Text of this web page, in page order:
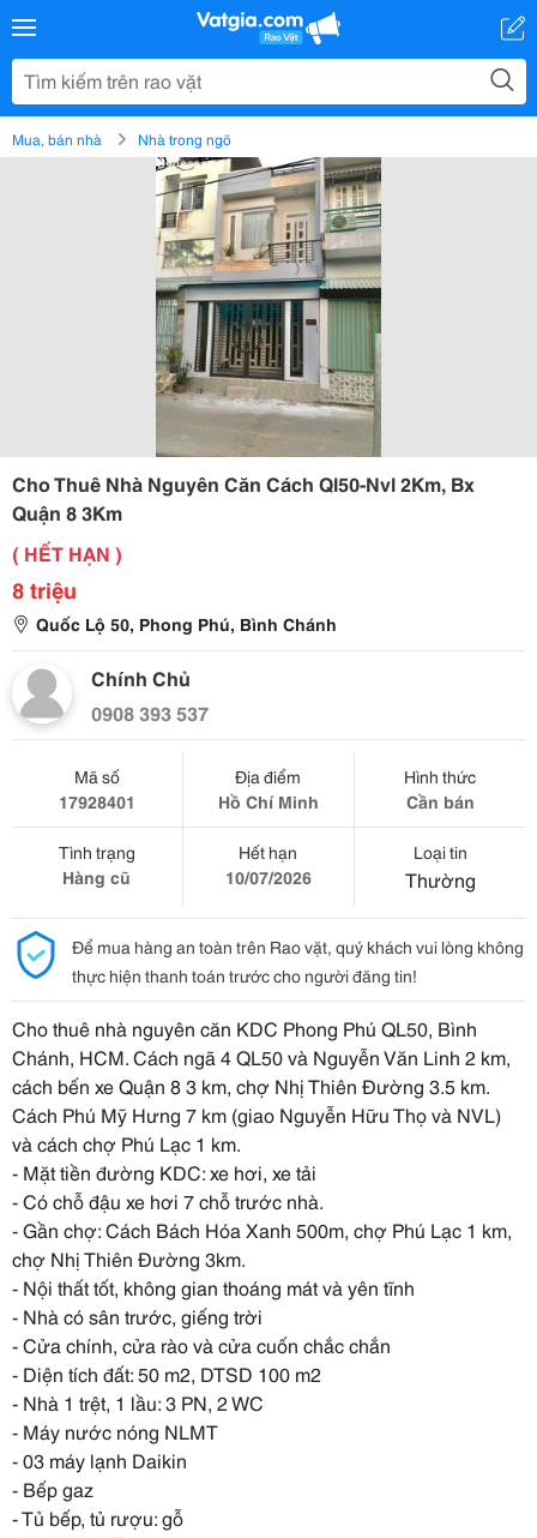
Mua, bán nhà Nhà trong ngõ
Cho Thuê Nhà Nguyên Căn Cách Ql50-Nvl 2Km, Bx
Quận 8 3Km
( HẾT HẠN )
8 triệu
Quốc Lộ 50, Phong Phú, Bình Chánh
Chính Chủ
0908 393 537
Mã số
17928401
Địa điểm
Hồ Chí Minh
Hình thức
Cần bán
Tình trạng
Hàng cũ
Hết hạn
10/07/2026
Loại tin
Thường
Để mua hàng an toàn trên Rao vặt, quý khách vui lòng không
thực hiện thanh toán trước cho người đăng tin!
Cho thuê nhà nguyên căn KDC Phong Phú QL50, Bình
Chánh, HCM. Cách ngã 4 QL50 và Nguyễn Văn Linh 2 km,
cách bến xe Quận 8 3 km, chợ Nhị Thiên Đường 3.5 km.
Cách Phú Mỹ Hưng 7 km (giao Nguyễn Hữu Thọ và NVL)
và cách chợ Phú Lạc 1 km.
- Mặt tiền đường KDC: xe hơi, xe tải
- Có chỗ đậu xe hơi 7 chỗ trước nhà.
- Gần chợ: Cách Bách Hóa Xanh 500m, chợ Phú Lạc 1 km,
chợ Nhị Thiên Đường 3km.
- Nội thất tốt, không gian thoáng mát và yên tĩnh
- Nhà có sân trước, giếng trời
- Cửa chính, cửa rào và cửa cuốn chắc chắn
- Diện tích đất: 50 m2, DTSD 100 m2
- Nhà 1 trệt, 1 lầu: 3 PN, 2 WC
- Máy nước nóng NLMT
- 03 máy lạnh Daikin
- Bếp gaz
- Tủ bếp, tủ rượu: gỗ